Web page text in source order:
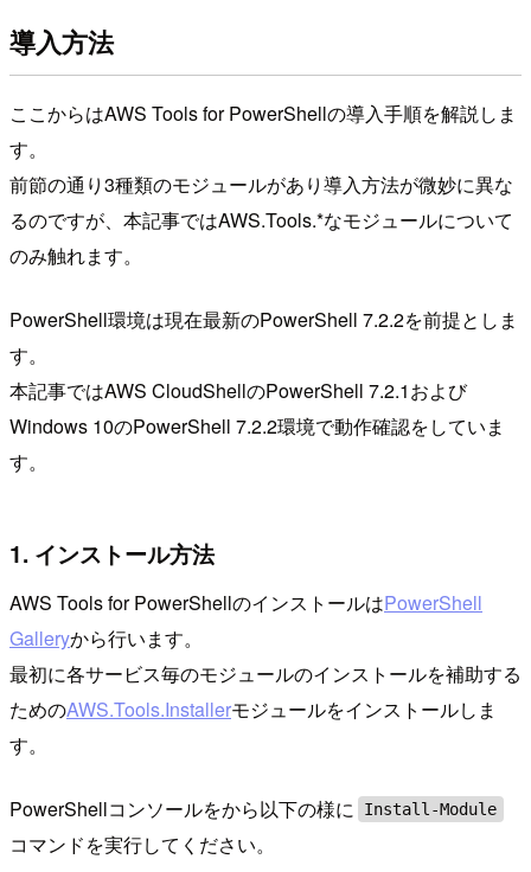
導入方法
ここからはAWS Tools for PowerShellの導入手順を解説しま
す。
前節の通り3種類のモジュールがあり導入方法が微妙に異な
るのですが、本記事ではAWS.Tools.*なモジュールについて
のみ触れます。
PowerShell環境は現在最新のPowerShell 7.2.2を前提としま
す。
本記事ではAWS CloudShellのPowerShell 7.2.1および
Windows 10のPowerShell 7.2.2環境で動作確認をしていま
す。
1. インストール方法
AWS Tools for PowerShellのインストールはPowerShell
Galleryから行います。
最初に各サービス毎のモジュールのインストールを補助する
ためのAWS.Tools.Installerモジュールをインストールしま
す。
PowerShellコンソールをから以下の様に Install-Module
コマンドを実行してください。